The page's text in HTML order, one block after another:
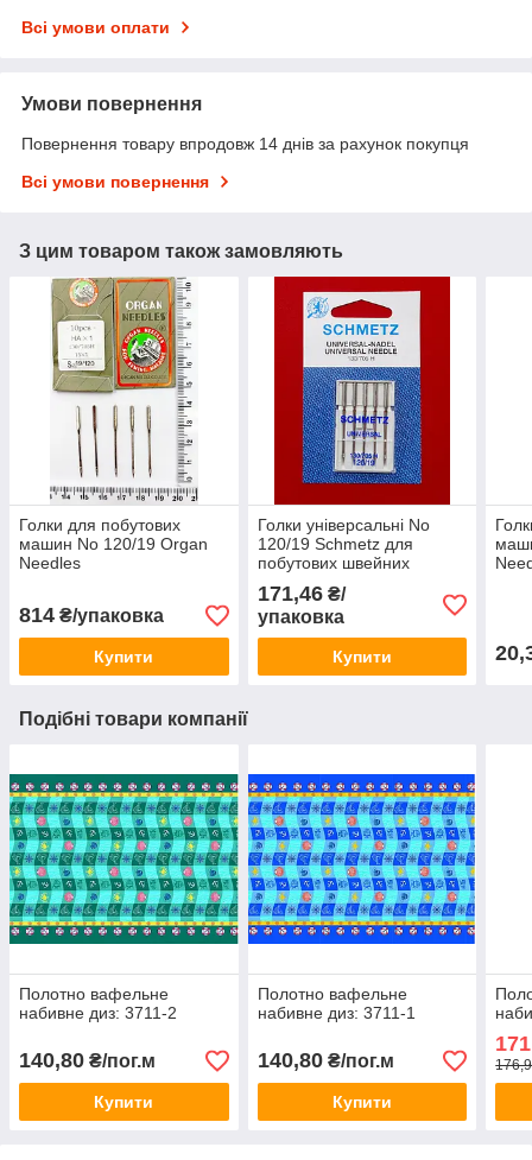
Всі умови оплати
Умови повернення
Повернення товару впродовж 14 днів за рахунок покупця
Всі умови повернення
З цим товаром також замовляють
Голки для побутових
машин No 120/19 Organ
Needles
814 ₴/упаковка
Купити
Голки універсальні No
120/19 Schmetz для
побутових швейних
машин
171,46₴/
упаковка
Купити
Подібні товари компанії
Полотно вафельне
набивне диз: 3711-2
140,80 ₴/пог.м
Купити
Полотно вафельне
набивне диз: 3711-1
140,80₴/пог.м
Купити